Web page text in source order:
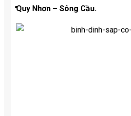
Quy Nhơn – Sông Cầu.